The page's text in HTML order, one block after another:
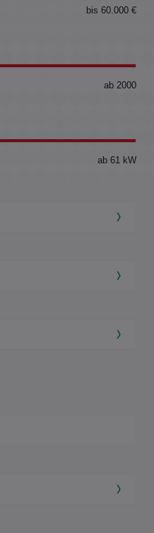
bis 60.000 €
ab 2000
ab 61 kW